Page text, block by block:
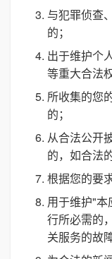
与犯罪侦查
的；
出于维护个
等重大合法
所收集的您
的；
从合法公开
的，如合法
根据您的要
用于维护"
行所必需的
关服务的故障